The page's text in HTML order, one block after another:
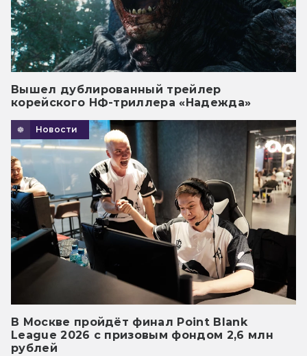
Вышел дублированный трейлер
корейского НФ-триллера «Надежда»
Новости
В Москве пройдёт финал Point Blank
League 2026 с призовым фондом 2,6 млн
рублей